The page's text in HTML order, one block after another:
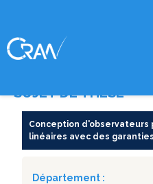
LE CRAN Thèses
Conception
linéaires av...
SUJET DE THÈSE
Conception d'observateurs
linéaires avec des
Département :